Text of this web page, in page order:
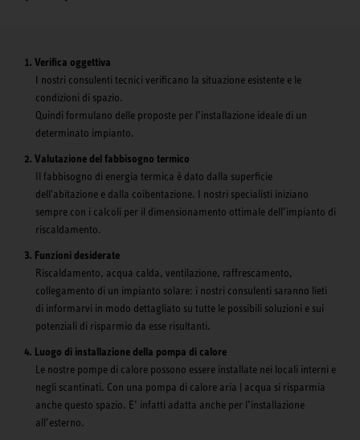
Verifica oggettiva
I nostri consulenti tecnici verificano la situazione esistente e le
condizioni di spazio.
Quindi formulano delle proposte per l’installazione ideale di un
determinato impianto.
Valutazione del fabbisogno termico
Il fabbisogno di energia termica è dato dalla superficie
dell'abitazione e dalla coibentazione. I nostri specialisti iniziano
sempre con i calcoli per il dimensionamento ottimale dell’impianto di
riscaldamento.
Funzioni desiderate
Riscaldamento, acqua calda, ventilazione, raffrescamento,
collegamento di un impianto solare: i nostri consulenti saranno lieti
di informarvi in modo dettagliato su tutte le possibili soluzioni e sui
potenziali di risparmio da esse risultanti.
Luogo di installazione della pompa di calore
Le nostre pompe di calore possono essere installate nei locali interni e
negli scantinati. Con una pompa di calore aria | acqua si risparmia
anche questo spazio. E’ infatti adatta anche per l’installazione
all’esterno.